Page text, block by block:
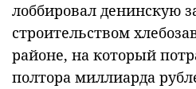
лоббировал денинскую
строительством
районе, на который
полтора миллиарда